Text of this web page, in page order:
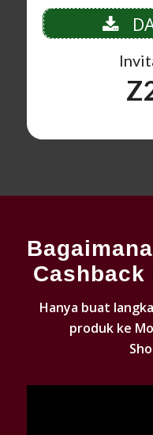
Cashback
Hanya buat
produk ke